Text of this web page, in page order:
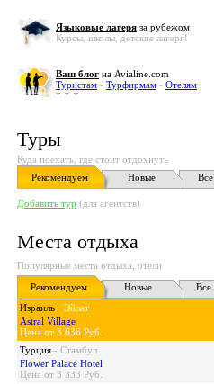
Языковые лагеря за рубежом
Курсы, школы, детские лагеря!
Ваш блог на Avialine.com
Туристам - Турфирмам - Отелям
Туры
Куда поехать, где стоит отдохнуть
Рекомендуем
Новые Все
Добавить тур (для агентств)
Места отдыха
Популярные места отдыха, отели
Рекомендуем
Новые
Все
Израиль - Эйлат
Astral Village
Цена от 3 636 Руб.
Турция - Стамбул
Flower Palace Hotel
Цена от 3 333 Руб.